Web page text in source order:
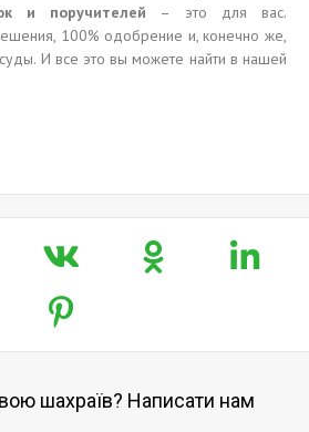
и поручителей – это для вас.
100% одобрение и, конечно же,
И все это вы можете найти в нашей
шахраїв? Написати нам